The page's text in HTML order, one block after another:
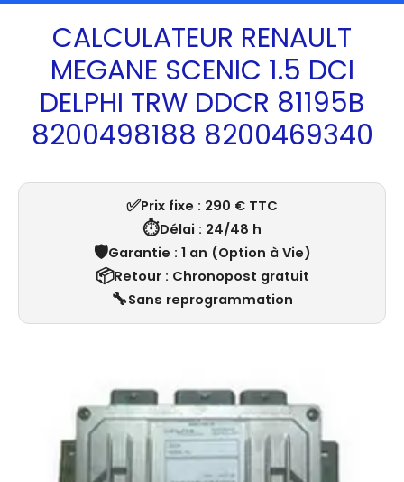
CALCULATEUR RENAULT
MEGANE SCENIC 1.5 DCI
DELPHI TRW DDCR 81195B
8200498188 8200469340
✅Prix fixe : 290 € TTC
⏱️Délai : 24/48 h
🛡️Garantie : 1 an (Option à Vie)
📦Retour : Chronopost gratuit
🔧Sans reprogrammation